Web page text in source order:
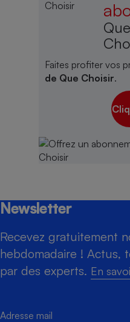
Faites profiter vos
de Que Choisir.
Newsletter
Recevez gratuitement
hebdomadaire ! Actus,
par des experts. En
Adresse mail